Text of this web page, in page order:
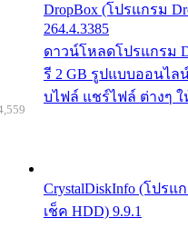
DropBox (โปรแกรม
264.4.3385
ดาวน์โหลดโปรแกรม
รี 2 GB รูปแบบออนไล
บไฟล์ แชร์ไฟล์ ต่างๆ
CrystalDiskInfo (โปรแ
เช็ค HDD) 9.9.1